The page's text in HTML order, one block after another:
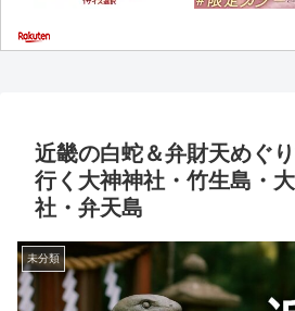
近畿の白蛇＆弁財天めぐ
行く大神神社・竹生島・
社・弁天島
未分類